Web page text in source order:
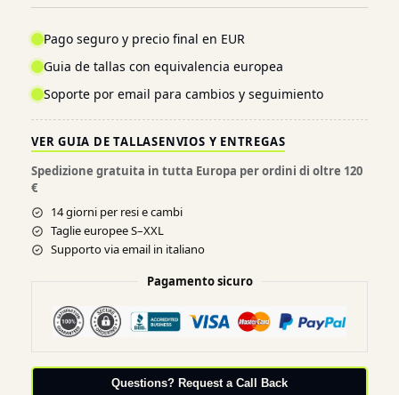
Pago seguro y precio final en EUR
Guia de tallas con equivalencia europea
Soporte por email para cambios y seguimiento
VER GUIA DE TALLASENVIOS Y ENTREGAS
Spedizione gratuita in tutta Europa per ordini di oltre 120
€
14 giorni per resi e cambi
Taglie europee S–XXL
Supporto via email in italiano
Pagamento sicuro
Questions? Request a Call Back